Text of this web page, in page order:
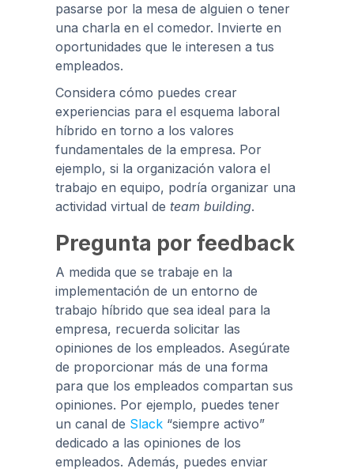
pasarse por la mesa de alguien o tener
una charla en el comedor. Invierte en
oportunidades que le interesen a tus
empleados.
Considera cómo puedes crear
experiencias para el esquema laboral
híbrido en torno a los valores
fundamentales de la empresa. Por
ejemplo, si la organización valora el
trabajo en equipo, podría organizar una
actividad virtual de team building.
Pregunta por feedback
A medida que se trabaje en la
implementación de un entorno de
trabajo híbrido que sea ideal para la
empresa, recuerda solicitar las
opiniones de los empleados. Asegúrate
de proporcionar más de una forma
para que los empleados compartan sus
opiniones. Por ejemplo, puedes tener
un canal de Slack “siempre activo”
dedicado a las opiniones de los
empleados. Además, puedes enviar